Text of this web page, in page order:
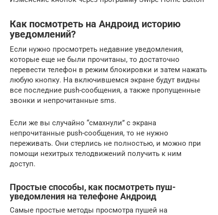
Как посмотреть на Андроид историю
уведомлений?
Если нужно просмотреть недавние уведомления,
которые еще не были прочитаны, то достаточно
перевести телефон в режим блокировки и затем нажать
любую кнопку. На включившемся экране будут видны
все последние push-сообщения, а также пропущенные
звонки и непрочитанные sms.
Если же вы случайно “смахнули” с экрана
непрочитанные push-сообщения, то не нужно
переживать. Они стерлись не полностью, и можно при
помощи нехитрых телодвижений получить к ним
доступ.
Простые способы, как посмотреть пуш-
уведомления на телефоне Андроид
Самые простые методы просмотра пушей на